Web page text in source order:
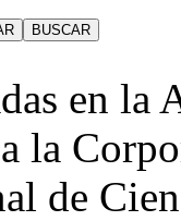
en la
la
de